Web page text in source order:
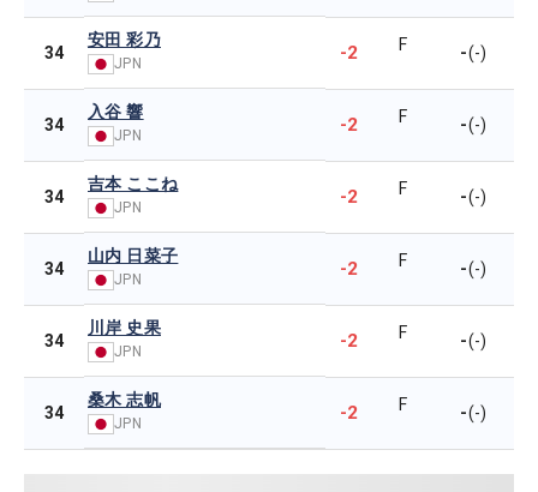
34
安田 彩乃
JPN -2 F -(-)
34
入谷 響
JPN -2 F -(-)
34
吉本 ここね
JPN -2 F -(-)
34
山内 日菜子
JPN -2 F -(-)
34
川岸 史果
JPN -2 F -(-)
34
桑木 志帆
JPN -2 F -(-)